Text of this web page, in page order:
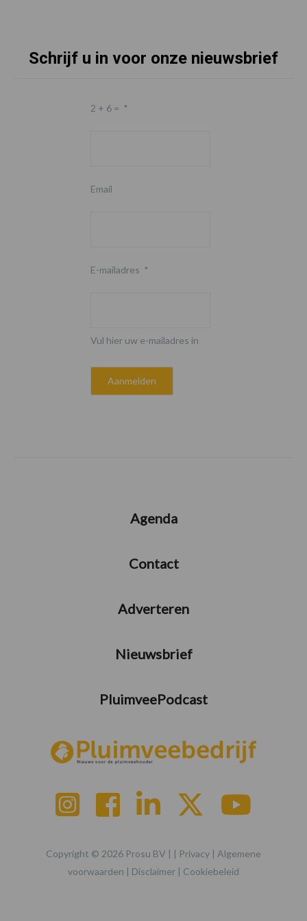
Schrijf u in voor onze nieuwsbrief
2 + 6 = *
Email
E-mailadres *
Vul hier uw e-mailadres in
Agenda
Contact
Adverteren
Nieuwsbrief
PluimveePodcast
Copyright © 2026 Prosu BV | | Privacy | Algemene
voorwaarden | Disclaimer | Cookiebeleid